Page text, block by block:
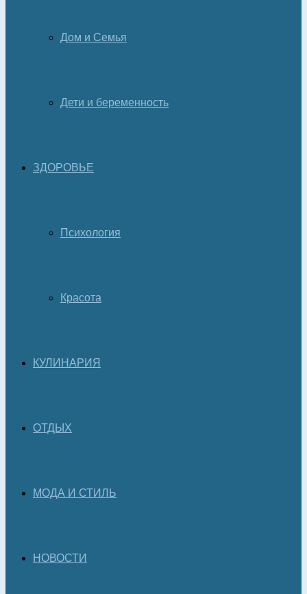
Дом и Семья
Дети и беременность
ЗДОРОВЬЕ
Психология
Красота
КУЛИНАРИЯ
ОТДЫХ
МОДА И СТИЛЬ
НОВОСТИ